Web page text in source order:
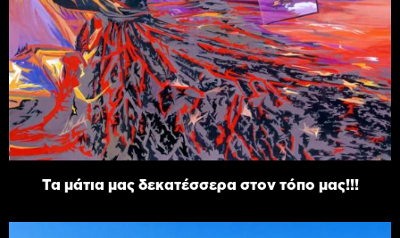
Τα μάτια μας δεκατέσσερα στον τόπο μας!!!